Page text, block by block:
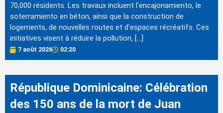
70,000 résidents. Les travaux incluent l'encajonamiento, le
soterramiento en béton, ainsi que la construction de
logements, de nouvelles routes et d'espaces récréatifs. Ces
initiatives visent à réduire la pollution, […]
7 août 2026 02:20
République Dominicaine: Célébration
des 150 ans de la mort de Juan